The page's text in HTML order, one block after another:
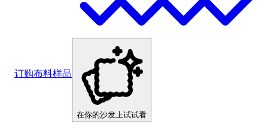
订购布料样品
在你的沙发上试试看